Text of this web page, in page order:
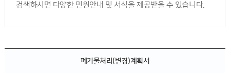
검색하시면 다양한 민원안내 및 서식을 제공받을 수 있습니다.
폐기물처리(변경)계획서